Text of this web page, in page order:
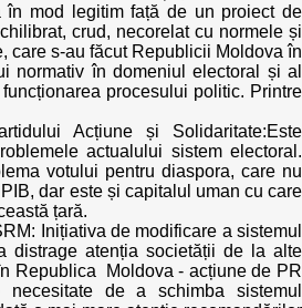
în mod legitim față de un proiect de
crud, necorelat cu normele și
care s-au făcut Republicii Moldova în
normativ în domeniul electoral și al
procesului politic. Printre
Acțiune și Solidaritate:Este
actualului sistem electoral.
votului pentru diaspora, care nu
dar este și capitalul uman cu care
țară.
Inițiativa de modificare a sistemul
distrage atenția societății de la alte
Republica Moldova - acțiune de PR
de a schimba sistemul